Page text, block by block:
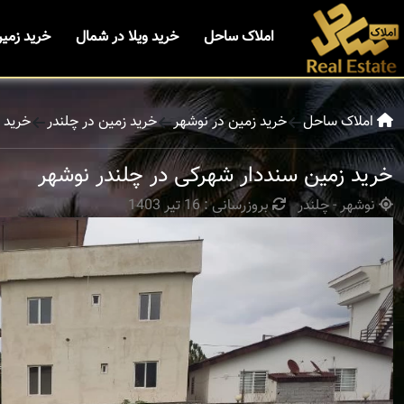
املاک ساحل خرید ویلا در شمال خرید
املاک ساحل خرید زمین در نوشهر خرید زمین در چلندر
خرید زمین سنددار شهرکی در چلندر نوشهر
نوشهر - چلندر بروزرسانی : 16 تیر 1403